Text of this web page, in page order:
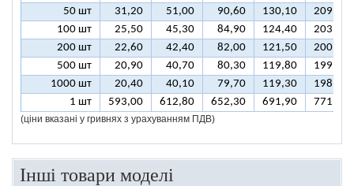
50 шт
31,20 51,00 90,60 130,10
209,30
100 шт
25,50 45,30 84,90 124,40
203,50
200 шт
22,60 42,40 82,00 121,50
200,70
500 шт
20,90 40,70 80,30 119,80
199,00
1000 шт
20,40 40,10 79,70 119,30
198,40
1 шт
593,00 612,80 652,30 691,90 771,00
(ціни вказані у гривнях з урахуванням ПДВ)
Інші товари моделі